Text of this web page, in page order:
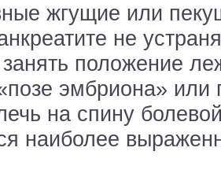
жгущие или
не
занять положение
эмбриона» или
на спину
наиболее